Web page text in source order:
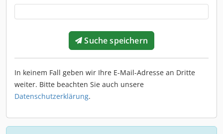
Suche speichern
In keinem Fall geben wir Ihre E-Mail-Adresse an Dritte
weiter. Bitte beachten Sie auch unsere
Datenschutzerklärung.